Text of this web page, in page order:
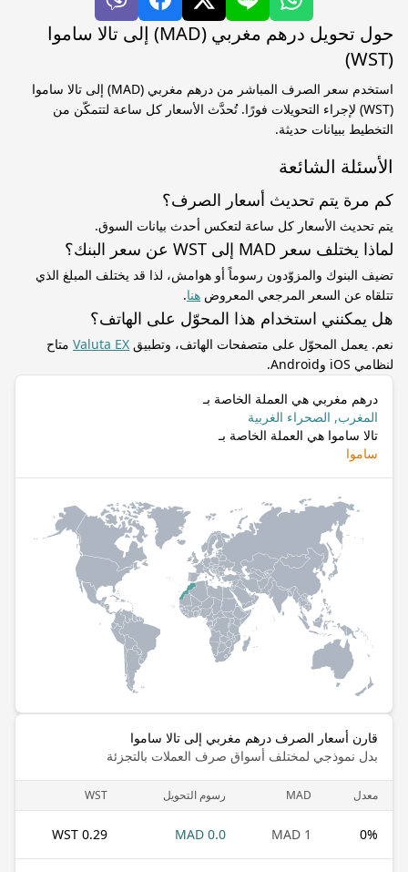
حول تحويل درهم مغربي (MAD) إلى تالا ساموا
(WST)
استخدم سعر الصرف المباشر من درهم مغربي (MAD) إلى تالا ساموا
(WST) لإجراء التحويلات فورًا. تُحدَّث الأسعار كل ساعة لتتمكّن من
التخطيط ببيانات حديثة.
الأسئلة الشائعة
كم مرة يتم تحديث أسعار الصرف؟
يتم تحديث الأسعار كل ساعة لتعكس أحدث بيانات السوق.
لماذا يختلف سعر MAD إلى WST عن سعر البنك؟
تضيف البنوك والمزوّدون رسوماً أو هوامش، لذا قد يختلف المبلغ الذي
تتلقاه عن السعر المرجعي المعروض هنا.
هل يمكنني استخدام هذا المحوّل على الهاتف؟
نعم. يعمل المحوّل على متصفحات الهاتف، وتطبيق Valuta EX متاح
لنظامي iOS وAndroid.
درهم مغربي هي العملة الخاصة بـ
المغرب, الصحراء الغربية
تالا ساموا هي العملة الخاصة بـ
ساموا
قارن أسعار الصرف درهم مغربي إلى تالا ساموا
بدل نموذجي لمختلف أسواق صرف العملات بالتجزئة
معدل MAD رسوم التحويل WST
0%
1 MAD
0.0 MAD
0.29 WST